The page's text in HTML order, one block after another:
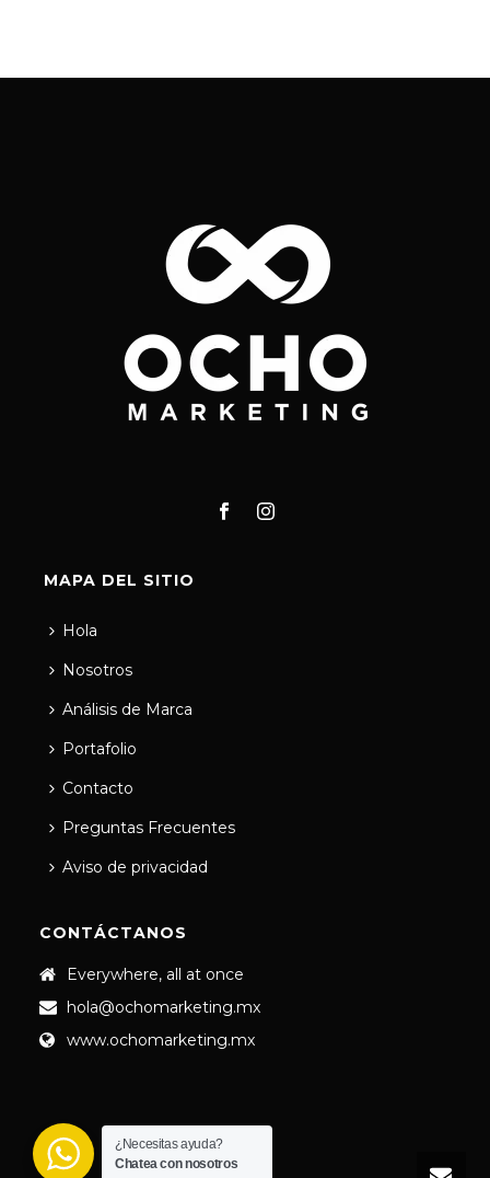
MAPA DEL SITIO
Hola
Nosotros
Análisis de Marca
Portafolio
Contacto
Preguntas Frecuentes
Aviso de privacidad
CONTÁCTANOS
Everywhere, all at once
hola@ochomarketing.mx
www.ochomarketing.mx
¿Necesitas ayuda?
Chatea con nosotros